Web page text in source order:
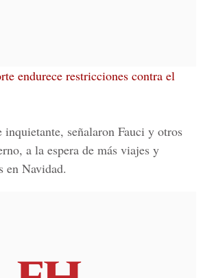
endurece restricciones contra el
inquietante, señalaron Fauci y otros
a la espera de más viajes y
en Navidad.